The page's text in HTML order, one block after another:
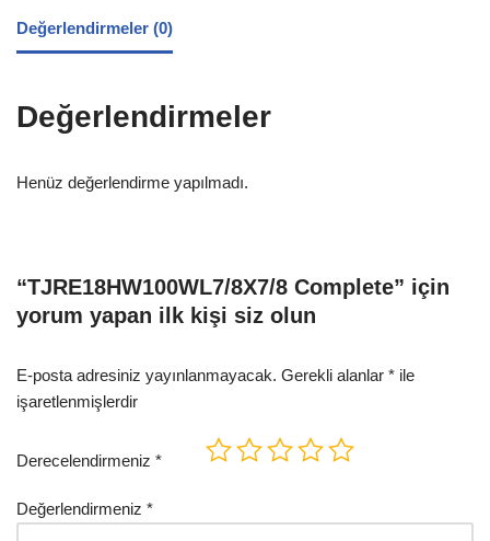
Değerlendirmeler (0)
Değerlendirmeler
Henüz değerlendirme yapılmadı.
“TJRE18HW100WL7/8X7/8 Complete” için
yorum yapan ilk kişi siz olun
E-posta adresiniz yayınlanmayacak. Gerekli alanlar * ile
işaretlenmişlerdir
Derecelendirmeniz *
Değerlendirmeniz *